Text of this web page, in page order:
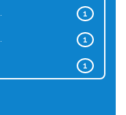
1
1
1